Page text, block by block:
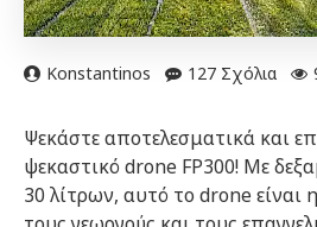
Konstantinos 127 Σχόλια
Ψεκάστε αποτελεσματικά και
ψεκαστικό drone FP300! Με
30 λίτρων, αυτό το drone είναι